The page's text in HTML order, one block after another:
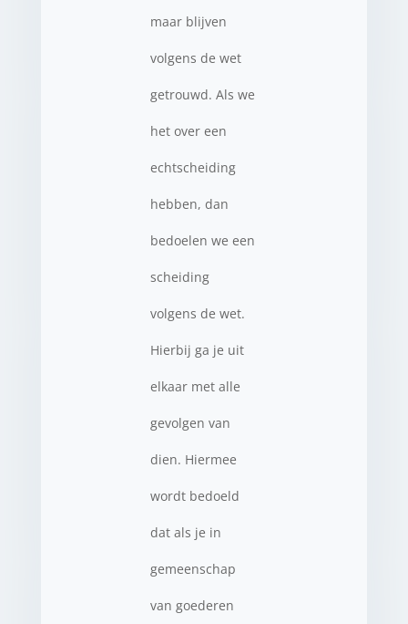
maar blijven
volgens de wet
getrouwd. Als we
het over een
echtscheiding
hebben, dan
bedoelen we een
scheiding
volgens de wet.
Hierbij ga je uit
elkaar met alle
gevolgen van
dien. Hiermee
wordt bedoeld
dat als je in
gemeenschap
van goederen